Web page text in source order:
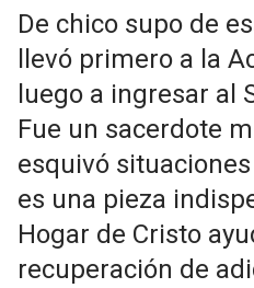
De chico supo de
llevó primero a la
luego a ingresar al
Fue un sacerdote
esquivó
es una pieza
Hogar de Cristo
recuperación de